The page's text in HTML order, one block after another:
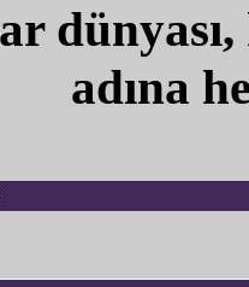
adına